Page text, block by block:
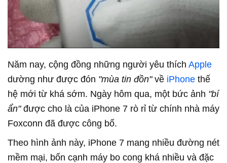
Năm nay, cộng đồng những người yêu thích Apple
dường như được đón "mùa tin đồn"về iPhone thế
hệ mới từ khá sớm. Ngày hôm qua, một bức ảnh "bí
ẩn"được cho là của iPhone 7 rò rỉ từ chính nhà máy
Foxconn đã được công bố.
Theo hình ảnh này, iPhone 7 mang nhiều đường nét
mềm mại, bốn cạnh máy bo cong khá nhiều và đặc